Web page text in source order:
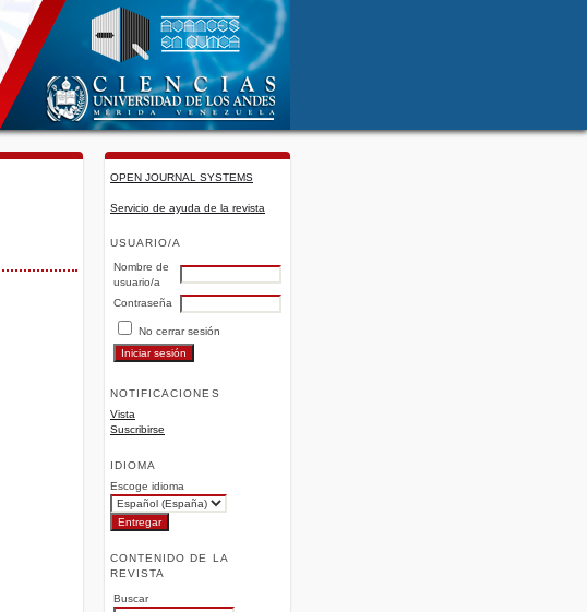
OPEN JOURNAL SYSTEMS
Servicio de ayuda de la revista
USUARIO/A
Nombre de
usuario/a
Contraseña
No cerrar sesión
NOTIFICACIONES
Vista
Suscribirse
IDIOMA
Escoge idioma
CONTENIDO DE LA
REVISTA
Buscar